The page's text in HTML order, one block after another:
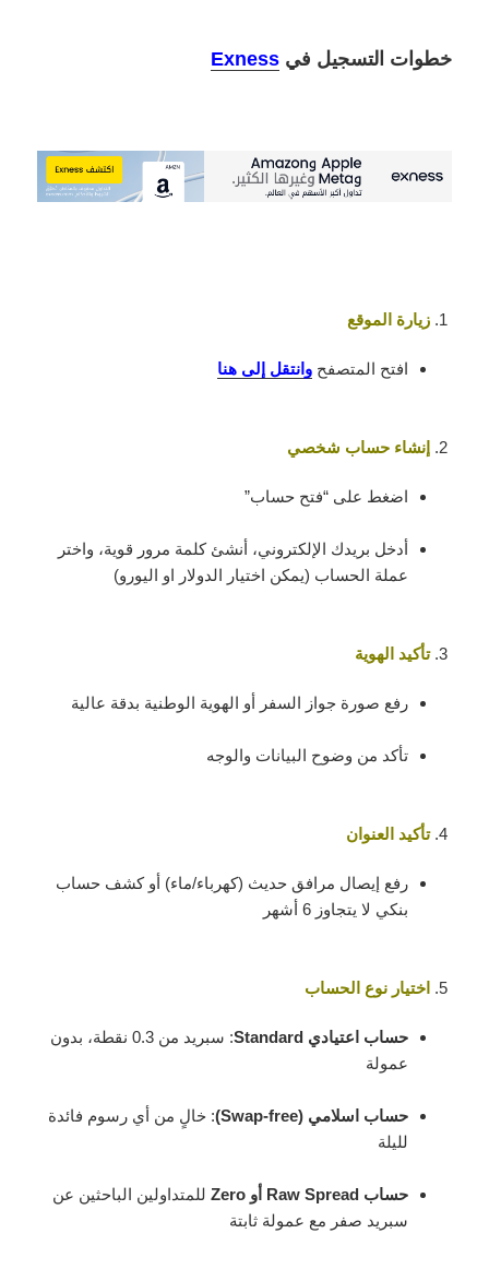
خطوات التسجيل فيExness
زيارة الموقع
افتح المتصفحوانتقل إلى هنا
إنشاء حساب شخصي
اضغط على “فتح حساب”
أدخل بريدك الإلكتروني، أنشئ كلمة مرور قوية، واختر
عملة الحساب (يمكن اختيار الدولار او اليورو)
تأكيد الهوية
رفع صورة جواز السفر أو الهوية الوطنية بدقة عالية
تأكد من وضوح البيانات والوجه
تأكيد العنوان
رفع إيصال مرافق حديث (كهرباء/ماء) أو كشف حساب
بنكي لا يتجاوز 6 أشهر
اختيار نوع الحساب
حساب اعتيادي Standard
: سبريد من 0.3 نقطة، بدون
عمولة
حساب اسلامي (Swap-free)
: خالٍ من أي رسوم فائدة
لليلة
حساب Raw Spread أو Zero
للمتداولين الباحثين عن
سبريد صفر مع عمولة ثابتة